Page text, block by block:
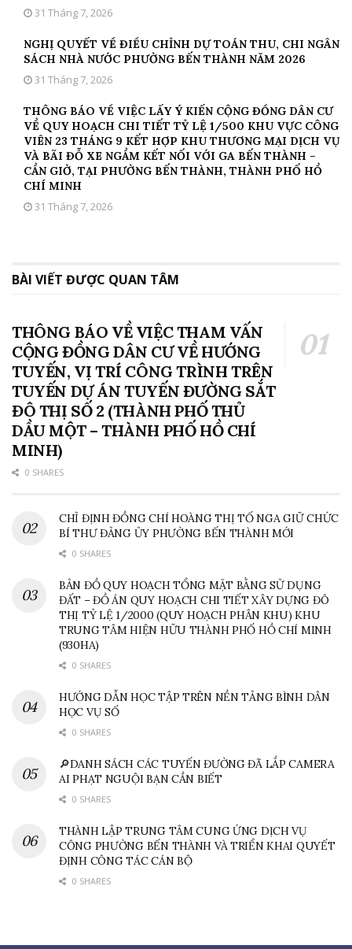
31 Tháng 7, 2026
NGHỊ QUYẾT VỀ ĐIỀU CHỈNH DỰ TOÁN THU, CHI NGÂN
SÁCH NHÀ NƯỚC PHƯỜNG BẾN THÀNH NĂM 2026
31 Tháng 7, 2026
THÔNG BÁO VỀ VIỆC LẤY Ý KIẾN CỘNG ĐỒNG DÂN CƯ
VỀ QUY HOẠCH CHI TIẾT TỶ LỆ 1/500 KHU VỰC CÔNG
VIÊN 23 THÁNG 9 KẾT HỢP KHU THƯƠNG MẠI DỊCH VỤ
VÀ BÃI ĐỖ XE NGẦM KẾT NỐI VỚI GA BẾN THÀNH –
CẦN GIỜ, TẠI PHƯỜNG BẾN THÀNH, THÀNH PHỐ HỒ
CHÍ MINH
31 Tháng 7, 2026
BÀI VIẾT ĐƯỢC QUAN TÂM
THÔNG BÁO VỀ VIỆC THAM VẤN
CỘNG ĐỒNG DÂN CƯ VỀ HƯỚNG
TUYẾN, VỊ TRÍ CÔNG TRÌNH TRÊN
TUYẾN DỰ ÁN TUYẾN ĐƯỜNG SẮT
ĐÔ THỊ SỐ 2 (THÀNH PHỐ THỦ
DẦU MỘT – THÀNH PHỐ HỒ CHÍ
MINH)
0 SHARES
CHỈ ĐỊNH ĐỒNG CHÍ HOÀNG THỊ TỐ NGA GIỮ CHỨC
BÍ THƯ ĐẢNG ỦY PHƯỜNG BẾN THÀNH MỚI
0 SHARES
BẢN ĐỒ QUY HOẠCH TỔNG MẶT BẰNG SỬ DỤNG
ĐẤT – ĐỒ ÁN QUY HOẠCH CHI TIẾT XÂY DỰNG ĐÔ
THỊ TỶ LỆ 1/2000 (QUY HOẠCH PHÂN KHU) KHU
TRUNG TÂM HIỆN HỮU THÀNH PHỐ HỒ CHÍ MINH
(930HA)
0 SHARES
HƯỚNG DẪN HỌC TẬP TRÊN NỀN TẢNG BÌNH DÂN
HỌC VỤ SỐ
0 SHARES
🔎DANH SÁCH CÁC TUYẾN ĐƯỜNG ĐÃ LẮP CAMERA
AI PHẠT NGUỘI BẠN CẦN BIẾT
0 SHARES
THÀNH LẬP TRUNG TÂM CUNG ỨNG DỊCH VỤ
CÔNG PHƯỜNG BẾN THÀNH VÀ TRIỂN KHAI QUYẾT
ĐỊNH CÔNG TÁC CÁN BỘ
0 SHARES